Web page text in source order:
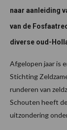
naar aanleiding
van de
diverse oud-
Afgelopen jaar is
Stichting
runderen van
Schouten heeft
uitzondering